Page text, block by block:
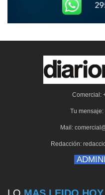
Comercial:
Tu
Mail:
Redacción: